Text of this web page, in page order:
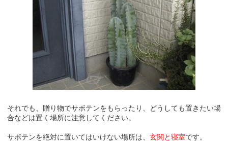
それでも、贈り物でサボテンをもらったり、どうしても置きたい場
合などは置く場所に注意してください。
サボテンを絶対に置いてはいけない場所は、 玄関と寝室です。